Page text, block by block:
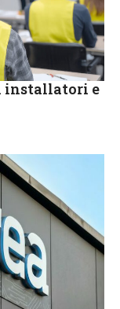
installatori e